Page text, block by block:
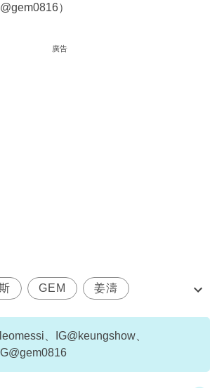
）
廣告
GEM 姜濤
、IG@keungshow、